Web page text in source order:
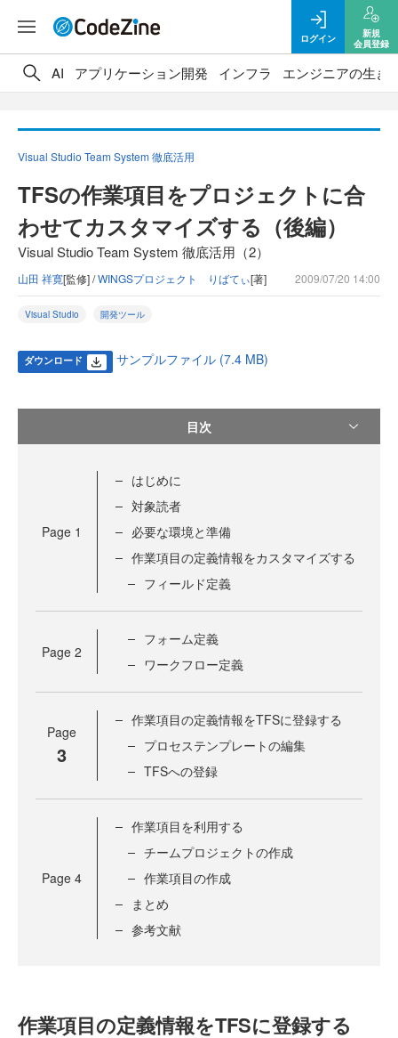
ログイン
新規
会員登録
AI アプリケーション開発 インフラ エンジニアの生き
Visual Studio Team System 徹底活用
TFSの作業項目をプロジェクトに合
わせてカスタマイズする（後編）
Visual Studio Team System 徹底活用（2）
山田 祥寛[監修] /WINGSプロジェクト りばてぃ[著] 2009/07/20 14:00
Visual Studio 開発ツール
ダウンロード サンプルファイル (7.4 MB)
目次
Page 1
はじめに
対象読者
必要な環境と準備
作業項目の定義情報をカスタマイズする
フィールド定義
Page 2
フォーム定義
ワークフロー定義
Page
3
作業項目の定義情報をTFSに登録する
プロセステンプレートの編集
TFSへの登録
Page 4
作業項目を利用する
チームプロジェクトの作成
作業項目の作成
まとめ
参考文献
作業項目の定義情報をTFSに登録する